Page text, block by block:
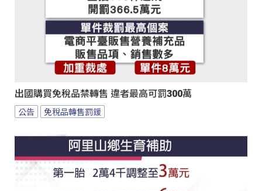
出國購買免稅品禁轉售 違者最高可罰300萬
公告 免稅品轉售罰鍰